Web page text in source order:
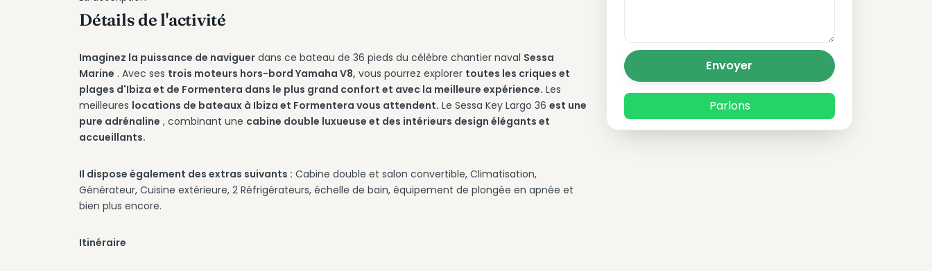
Détails de l'activité
Imaginez la puissance de naviguer dans ce bateau de 36 pieds du célèbre chantier naval Sessa
Marine . Avec ses trois moteurs hors-bord Yamaha V8, vous pourrez explorer toutes les criques et
plages d'Ibiza et de Formentera dans le plus grand confort et avec la meilleure expérience. Les
meilleures locations de bateaux à Ibiza et Formentera vous attendent. Le Sessa Key Largo 36 est une
pure adrénaline , combinant une cabine double luxueuse et des intérieurs design élégants et
accueillants.
Il dispose également des extras suivants : Cabine double et salon convertible, Climatisation,
Générateur, Cuisine extérieure, 2 Réfrigérateurs, échelle de bain, équipement de plongée en apnée et
bien plus encore.
Itinéraire
Envoyer
Parlons